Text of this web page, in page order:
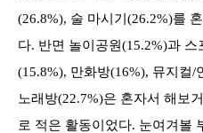
(26.8%), 술 마시기(26.2%)를
다. 반면 놀이공원(15.2%)과 스
(15.8%), 만화방(16%), 뮤지컬/
노래방(22.7%)은 혼자서 해보
로 적은 활동이었다. 눈여겨볼